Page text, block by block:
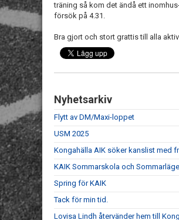
träning så kom det ändå ett
försök på 4.31.
Bra gjort och stort grattis till alla
Nyhetsarkiv
Flytt av DM/Maxi-loppet
USM 2025
Kongahälla AIK söker kanslist med
KAIK Sommarskola och
Spring för KAIK
Tack för min tid.
Lovisa Lindh återvänder hem till